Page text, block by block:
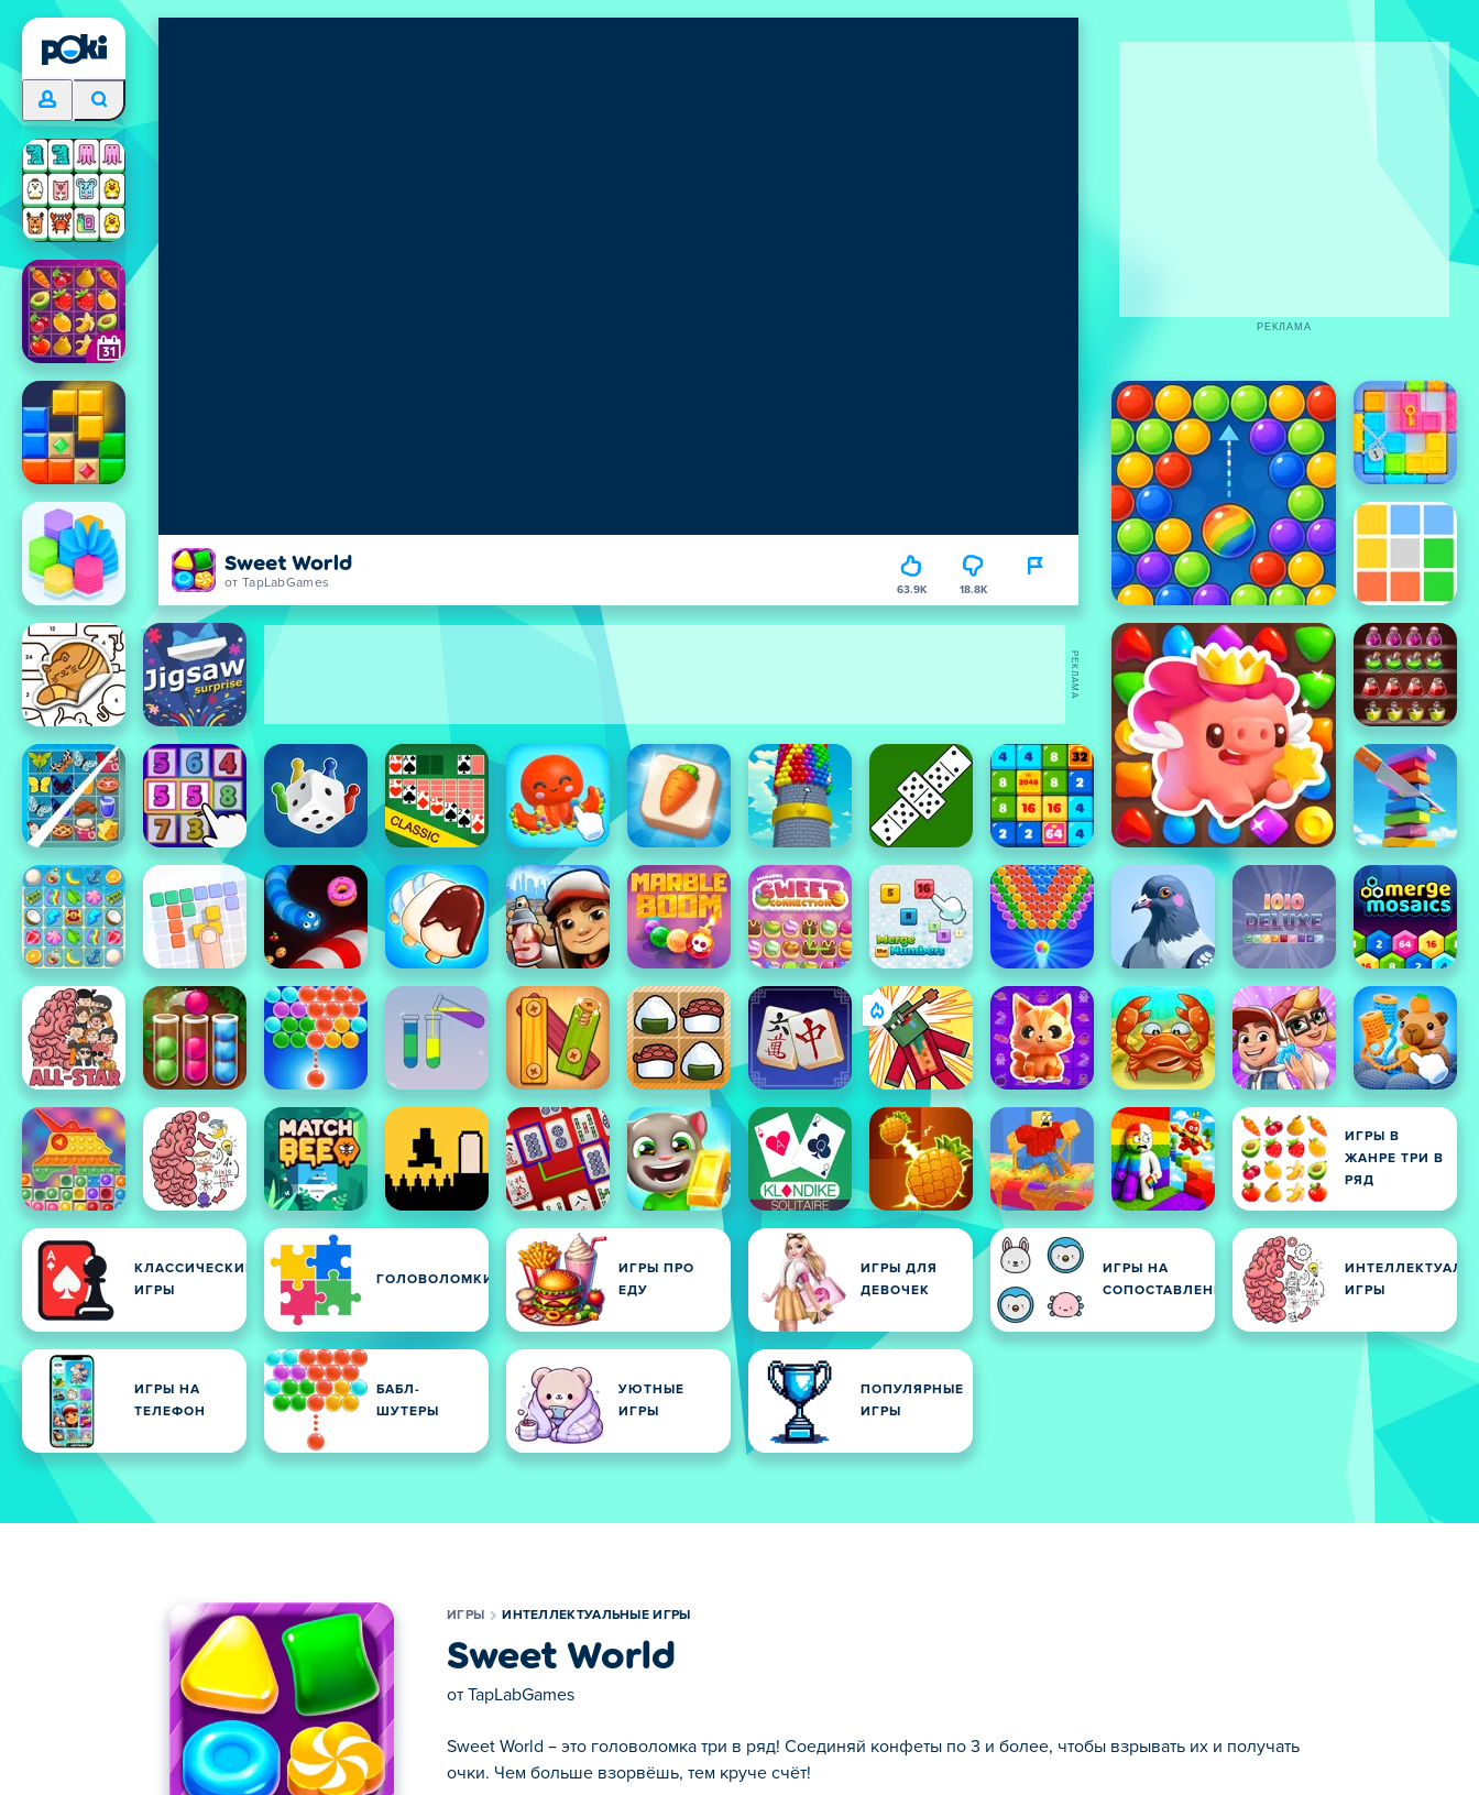
Sweet World
от TapLabGames 63.9K 18.8K
ИГРЫ В
ЖАНРЕ ТРИ В
РЯД
КЛАССИЧЕСКИЕ
ИГРЫ
ГОЛОВОЛОМКИ
ИГРЫ ПРО
ЕДУ
ИГРЫ ДЛЯ
ДЕВОЧЕК
ИГРЫ НА
СОПОСТАВЛЕНИЕ
ИГРЫ
ИГРЫ НА
ТЕЛЕФОН
БАБЛ-
ШУТЕРЫ
УЮТНЫЕ
ИГРЫ
ПОПУЛЯРНЫЕ
ИГРЫ
РЕКЛАМА
РЕКЛАМА
ИГРЫ ИНТЕЛЛЕКТУАЛЬНЫЕ ИГРЫ
Sweet World
от TapLabGames
Sweet World – это головоломка три в ряд! Соединяй конфеты по 3 и более, чтобы взрывать их и получать
очки. Чем больше взорвёшь, тем круче счёт!